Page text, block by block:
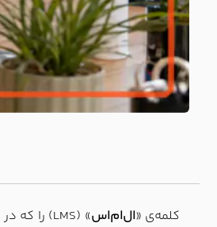
کلمه‌ی «ال‌ام‌ا‌س